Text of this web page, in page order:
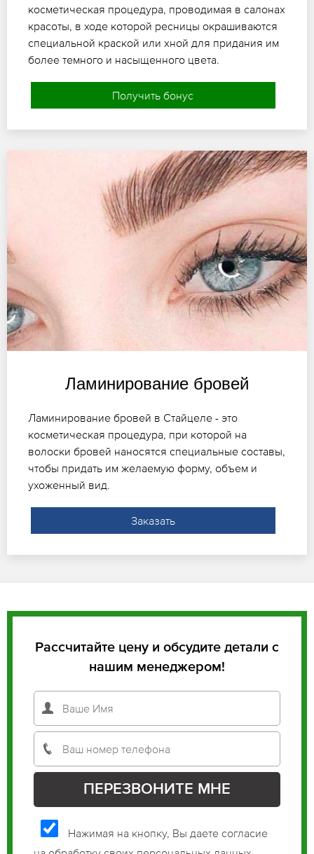
косметическая процедура, проводимая в салонах
красоты, в ходе которой ресницы окрашиваются
специальной краской или хной для придания им
более темного и насыщенного цвета.
Получить бонус
Ламинирование бровей
Ламинирование бровей в Стайцеле - это
косметическая процедура, при которой на
волоски бровей наносятся специальные составы,
чтобы придать им желаемую форму, объем и
ухоженный вид.
Заказать
Рассчитайте цену и обсудите детали с
нашим менеджером!
Нажимая на кнопку, Вы даете согласие